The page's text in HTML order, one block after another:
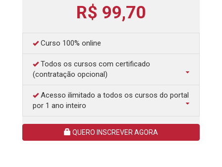
R$ 99,70
Curso 100% online
Todos os cursos com certificado
(contratação opcional)
Acesso ilimitado a todos os cursos do portal
por 1 ano inteiro
QUERO INSCREVER AGORA